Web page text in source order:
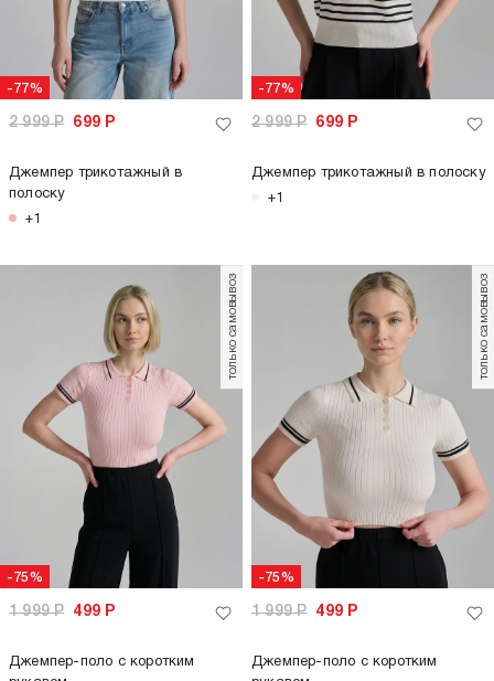
-77%
2 999Р 699 Р
Джемпер трикотажный в
полоску
+1
-77%
2 999Р 699 Р
Джемпер трикотажный в полоску
+1
-75%
только самовывоз
1 999Р 499 Р
Джемпер-поло с коротким
-75%
только самовывоз
1 999Р 499 Р
Джемпер-поло с коротким